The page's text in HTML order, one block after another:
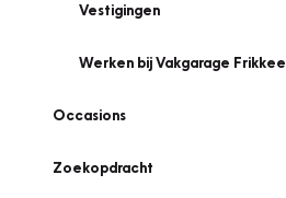
Vestigingen
Werken bij Vakgarage Frikkee
Occasions
Zoekopdracht